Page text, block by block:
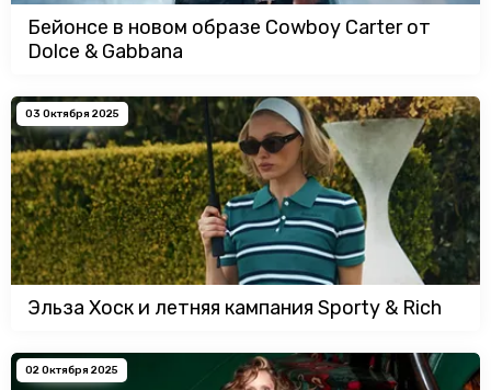
Бейонсе в новом образе Cowboy Carter от
Dolce & Gabbana
03 Октября 2025
Эльза Хоск и летняя кампания Sporty & Rich
02 Октября 2025